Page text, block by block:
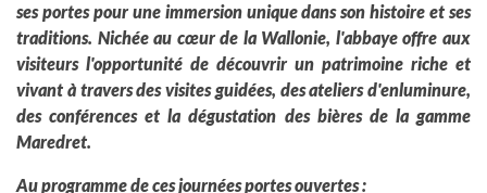
ses portes pour une immersion unique dans son histoire et ses
traditions. Nichée au cœur de la Wallonie, l'abbaye offre aux
visiteurs l'opportunité de découvrir un patrimoine riche et
vivant à travers des visites guidées, des ateliers d'enluminure,
des conférences et la dégustation des bières de la gamme
Maredret.
Au programme de ces journées portes ouvertes :